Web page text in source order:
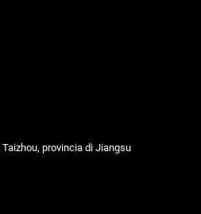
provincia di Jiangsu